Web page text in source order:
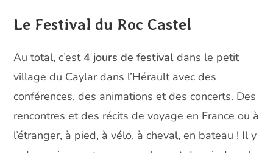
Le Festival du Roc Castel
Au total, c’est4 jours de festival dans le petit
village du Caylar dans l’Hérault avec des
conférences, des animations et des concerts. Des
rencontres et des récits de voyage en France ou à
l’étranger, à pied, à vélo, à cheval, en bateau ! Il y